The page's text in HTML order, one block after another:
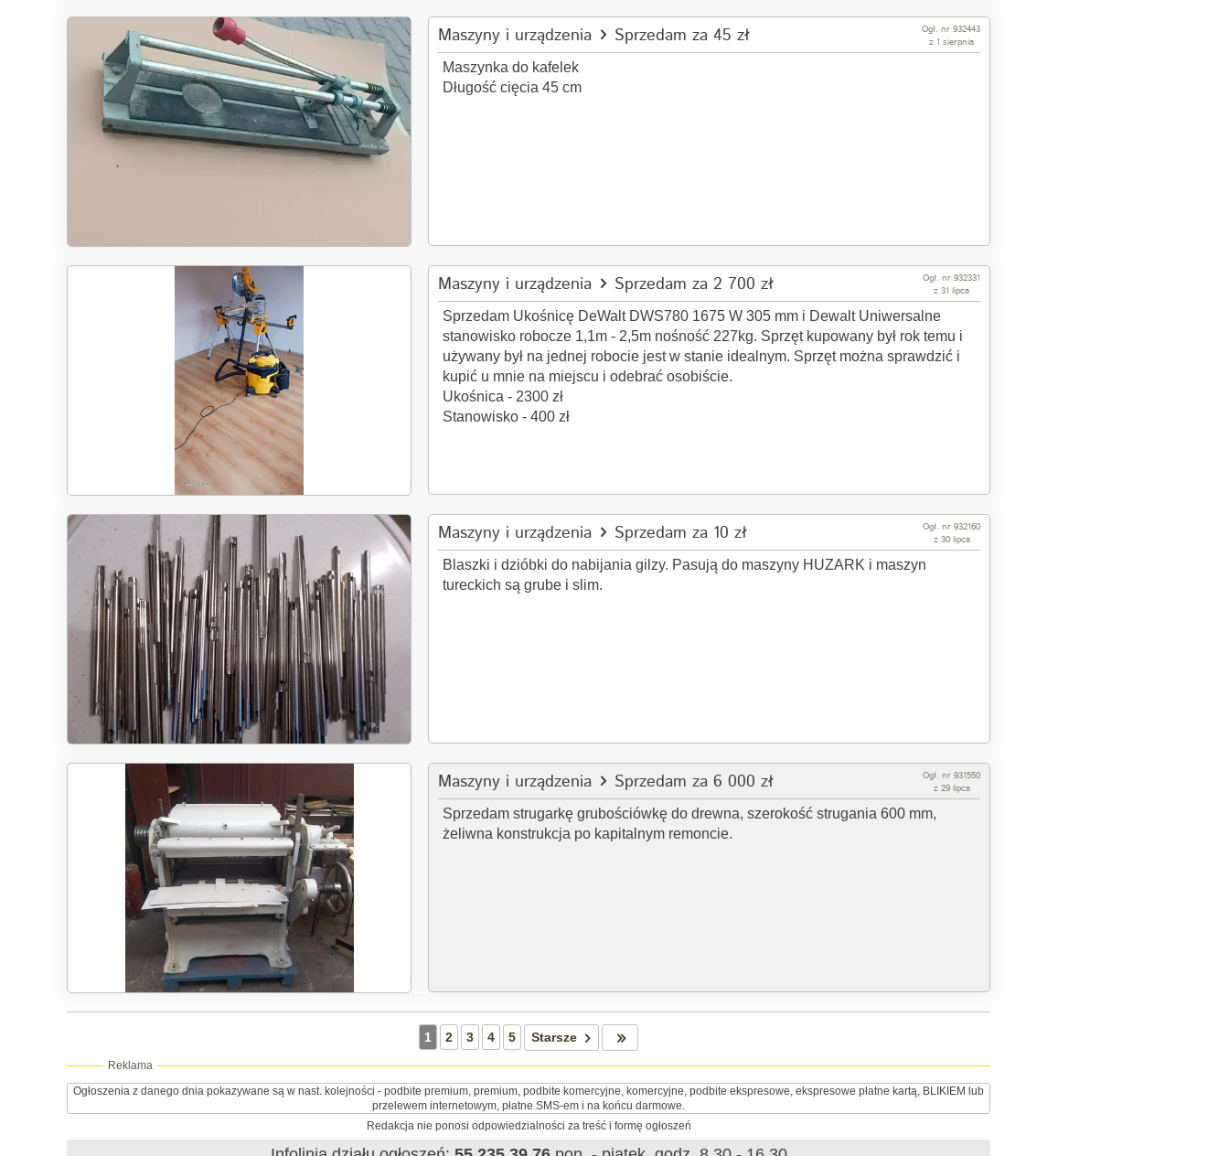
Maszyny i urządzenia Sprzedam za 45 zł
Ogł. nr 932443
z 1 sierpnia
Maszynka do kafelek
Długość cięcia 45 cm
Maszyny i urządzenia Sprzedam za 2 700 zł
Ogł. nr 932331
z 31 lipca
Sprzedam Ukośnicę DeWalt DWS780 1675 W 305 mm i Dewalt Uniwersalne
stanowisko robocze 1,1m - 2,5m nośność 227kg. Sprzęt kupowany był rok temu i
używany był na jednej robocie jest w stanie idealnym. Sprzęt można sprawdzić i
kupić u mnie na miejscu i odebrać osobiście.
Ukośnica - 2300 zł
Stanowisko - 400 zł
Maszyny i urządzenia Sprzedam za 10 zł
Ogł. nr 932160
z 30 lipca
Blaszki i dzióbki do nabijania gilzy. Pasują do maszyny HUZARK i maszyn
tureckich są grube i slim.
Maszyny i urządzenia Sprzedam za 6 000 zł
Ogł. nr 931550
z 29 lipca
Sprzedam strugarkę grubościówkę do drewna, szerokość strugania 600 mm,
żeliwna konstrukcja po kapitalnym remoncie.
1 2 3 4 5 Starsze
Reklama
Ogłoszenia z danego dnia pokazywane są w nast. kolejności - podbite premium, premium, podbite komercyjne, komercyjne, podbite ekspresowe, ekspresowe płatne kartą, BLIKIEM lub
przelewem internetowym, płatne SMS-em i na końcu darmowe.
Redakcja nie ponosi odpowiedzialności za treść i formę ogłoszeń